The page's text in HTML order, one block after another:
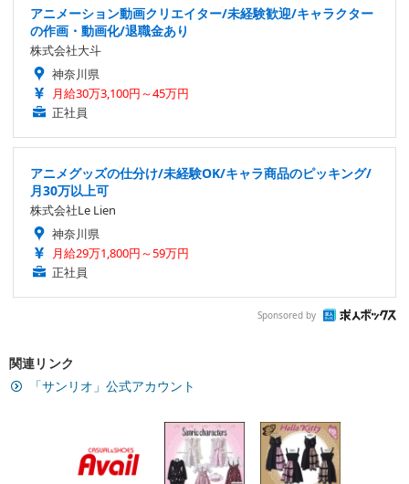
アニメーション動画クリエイター/未経験歓迎/キャラクター
の作画・動画化/退職金あり
株式会社大斗
神奈川県
月給30万3,100円～45万円
正社員
アニメグッズの仕分け/未経験OK/キャラ商品のピッキング/
月30万以上可
株式会社Le Lien
神奈川県
月給29万1,800円～59万円
正社員
Sponsored by
関連リンク
「サンリオ」公式アカウント